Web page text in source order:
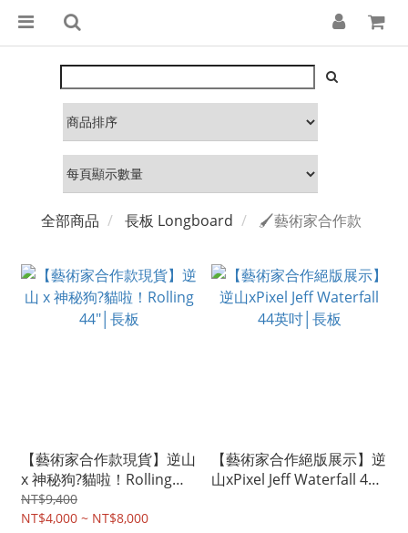
全部商品 長板 Longboard 🖌️藝術家合作款
【藝術家合作款現貨】逆山
x 神秘狗?貓啦！Rolling
44"│長板
NT$9,400
NT$4,000 ~ NT$8,000
【藝術家合作絕版展示】逆
山xPixel Jeff Waterfall 44